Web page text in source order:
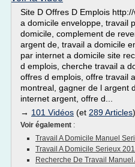
Site D Offres D Emplois
a domicile enveloppe, travail
domicile, complement de
argent de, travail a domicile
par internet a domicile site
d emplois, cherche travail a
offres d emplois, offre travail
montreal, gagner de l argent
internet argent, offre d...
→ 101 Vidéos (et 289 Articles
Voir également :
Travail A Domicile Manuel
Travail A Domicile Serieux
Recherche De Travail Manuel